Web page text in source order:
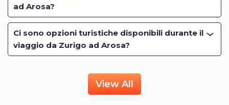
ad Arosa?
Ci sono opzioni turistiche disponibili durante il
viaggio da Zurigo ad Arosa?
View All